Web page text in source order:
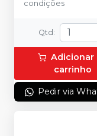
condições
Qtd :
Adicionar
carrinho
Pedir via